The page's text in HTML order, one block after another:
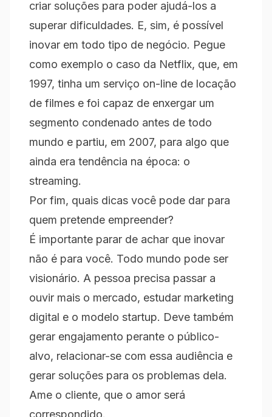
criar soluções para poder ajudá-los a
superar dificuldades. E, sim, é possível
inovar em todo tipo de negócio. Pegue
como exemplo o caso da Netflix, que, em
1997, tinha um serviço on-line de locação
de filmes e foi capaz de enxergar um
segmento condenado antes de todo
mundo e partiu, em 2007, para algo que
ainda era tendência na época: o
streaming.
Por fim, quais dicas você pode dar para
quem pretende empreender?
É importante parar de achar que inovar
não é para você. Todo mundo pode ser
visionário. A pessoa precisa passar a
ouvir mais o mercado, estudar marketing
digital e o modelo startup. Deve também
gerar engajamento perante o público-
alvo, relacionar-se com essa audiência e
gerar soluções para os problemas dela.
Ame o cliente, que o amor será
correspondido.